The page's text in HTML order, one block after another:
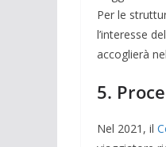
Per le
l’interesse
accoglierà
5.
Nel 2021, il